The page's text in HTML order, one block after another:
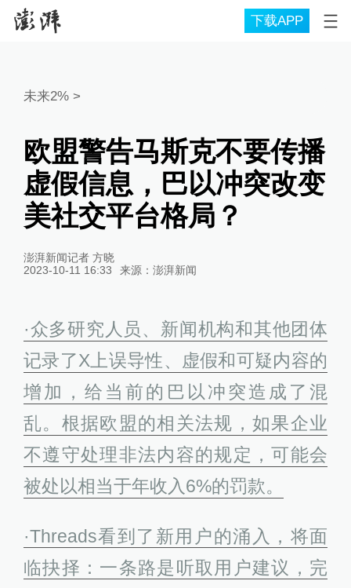
下载APP
未来2%>
欧盟警告马斯克不要传播
虚假信息，巴以冲突改变
美社交平台格局？
澎湃新闻记者 方晓
2023-10-11 16:33
来源： 澎湃新闻
·众多研究人员、新闻机构和其他团体
记录了X上误导性、虚假和可疑内容的
增加，给当前的巴以冲突造成了混
乱。根据欧盟的相关法规，如果企业
不遵守处理非法内容的规定，可能会
被处以相当于年收入6%的罚款。
·Threads看到了新用户的涌入，将面
临抉择：一条路是听取用户建议，完